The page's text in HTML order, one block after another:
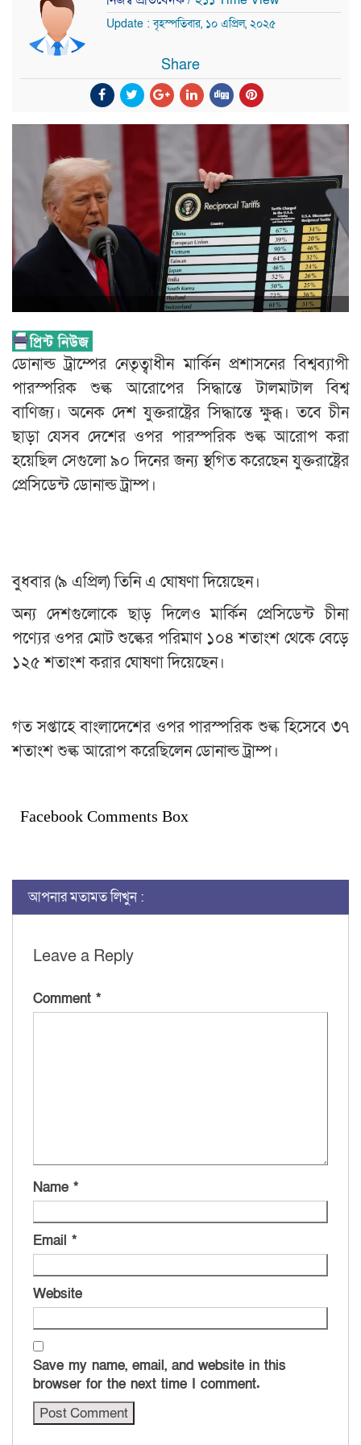
Update : বৃহস্পতিবার, ১০ এপ্রিল, ২০২৫
Share
ডোনাল্ড ট্রাম্পের নেতৃত্বাধীন মার্কিন প্রশাসনের বিশ্বব্যাপী
পারস্পরিক শুল্ক আরোপের সিদ্ধান্তে টালমাটাল বিশ্ব
বাণিজ্য। অনেক দেশ যুক্তরাষ্ট্রের সিদ্ধান্তে ক্ষুব্ধ। তবে চীন
ছাড়া যেসব দেশের ওপর পারস্পরিক শুল্ক আরোপ করা
হয়েছিল সেগুলো ৯০ দিনের জন্য স্থগিত করেছেন যুক্তরাষ্ট্রের
প্রেসিডেন্ট ডোনাল্ড ট্রাম্প।
বুধবার (৯ এপ্রিল) তিনি এ ঘোষণা দিয়েছেন।
অন্য দেশগুলোকে ছাড় দিলেও মার্কিন প্রেসিডেন্ট চীনা
পণ্যের ওপর মোট শুল্কের পরিমাণ ১০৪ শতাংশ থেকে বেড়ে
১২৫ শতাংশ করার ঘোষণা দিয়েছেন।
গত সপ্তাহে বাংলাদেশের ওপর পারস্পরিক শুল্ক হিসেবে ৩৭
শতাংশ শুল্ক আরোপ করেছিলেন ডোনাল্ড ট্রাম্প।
Facebook Comments Box
আপনার মতামত লিখুন :
Leave a Reply
Comment *
Name *
Email *
Website
Save my name, email, and website in this
browser for the next time I comment.